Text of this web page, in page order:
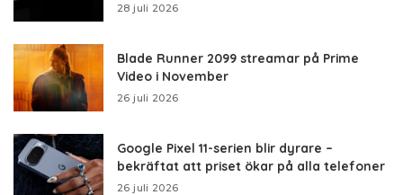
28 juli 2026
Blade Runner 2099 streamar på Prime
Video i November
26 juli 2026
Google Pixel 11-serien blir dyrare –
bekräftat att priset ökar på alla telefoner
26 juli 2026